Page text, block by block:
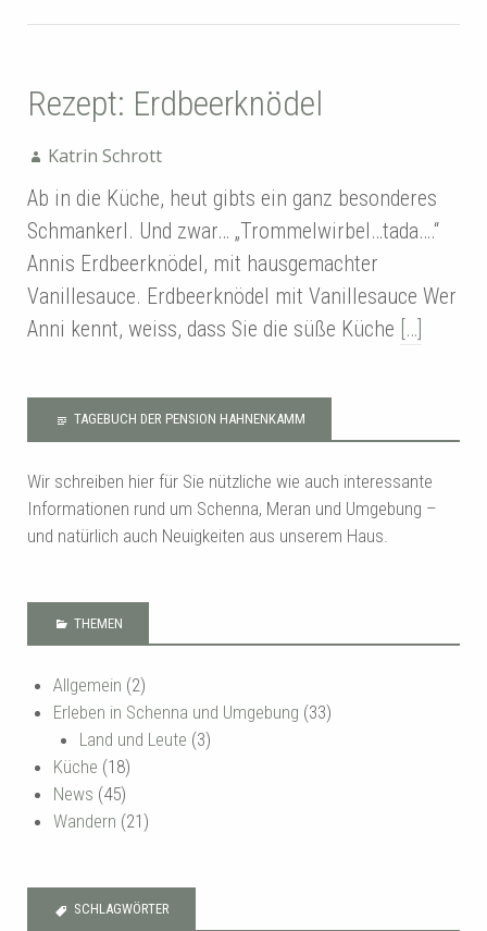
Rezept: Erdbeerknödel
Katrin Schrott
Ab in die Küche, heut gibts ein ganz besonderes
Schmankerl. Und zwar… „Trommelwirbel…tada….“
Annis Erdbeerknödel, mit hausgemachter
Vanillesauce. Erdbeerknödel mit Vanillesauce Wer
Anni kennt, weiss, dass Sie die süße Küche […]
TAGEBUCH DER PENSION HAHNENKAMM
Wir schreiben hier für Sie nützliche wie auch interessante
Informationen rund um Schenna, Meran und Umgebung –
und natürlich auch Neuigkeiten aus unserem Haus.
THEMEN
Allgemein (2)
Erleben in Schenna und Umgebung (33)
Land und Leute (3)
Küche (18)
News (45)
Wandern (21)
SCHLAGWÖRTER